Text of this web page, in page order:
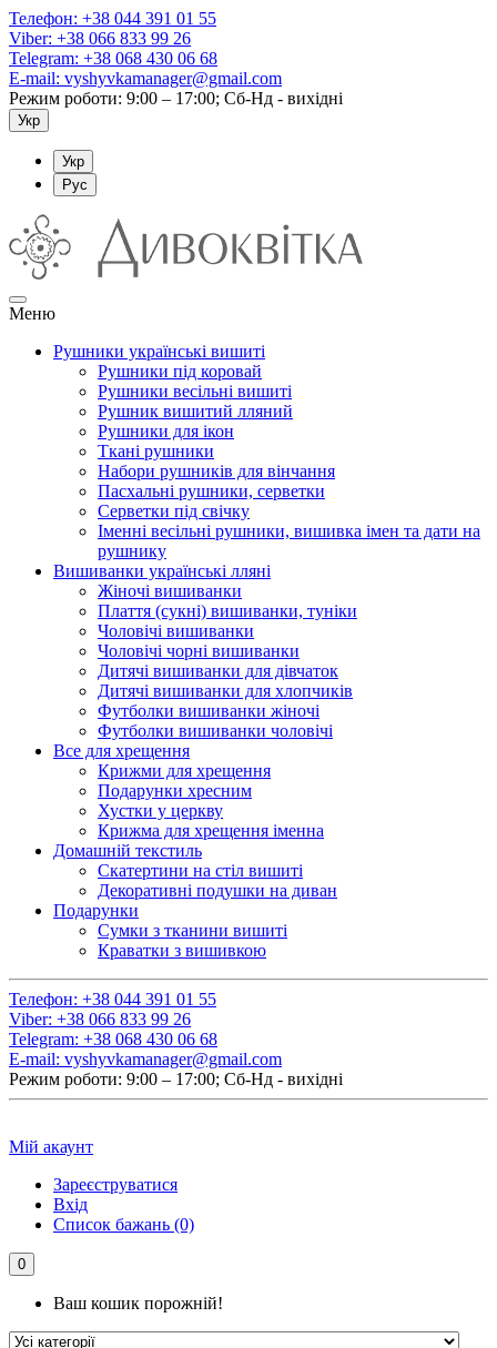
Телефон: +38 044 391 01 55
Viber: +38 066 833 99 26
Telegram: +38 068 430 06 68
E-mail: vyshyvkamanager@gmail.com
Режим роботи: 9:00 – 17:00; Сб-Нд - вихідні
Укр
Укр
Рус
Меню
Рушники українські вишиті
Рушники під коровай
Рушники весільні вишиті
Рушник вишитий лляний
Рушники для ікон
Ткані рушники
Набори рушників для вінчання
Пасхальні рушники, серветки
Серветки під свічку
Іменні весільні рушники, вишивка імен та дати на
рушнику
Вишиванки українські лляні
Жіночі вишиванки
Плаття (сукні) вишиванки, туніки
Чоловічі вишиванки
Чоловічі чорні вишиванки
Дитячі вишиванки для дівчаток
Дитячі вишиванки для хлопчиків
Футболки вишиванки жіночі
Футболки вишиванки чоловічі
Все для хрещення
Крижми для хрещення
Подарунки хресним
Хустки у церкву
Крижма для хрещення іменна
Домашній текстиль
Скатертини на стіл вишиті
Декоративні подушки на диван
Подарунки
Сумки з тканини вишиті
Краватки з вишивкою
Телефон: +38 044 391 01 55
Viber: +38 066 833 99 26
Telegram: +38 068 430 06 68
E-mail: vyshyvkamanager@gmail.com
Режим роботи: 9:00 – 17:00; Сб-Нд - вихідні
Мій акаунт
Зареєструватися
Вхід
Список бажань (0)
0
Ваш кошик порожній!